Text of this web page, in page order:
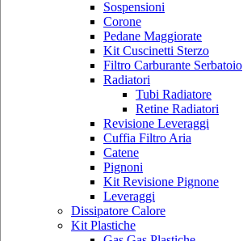
Sospensioni
Corone
Pedane Maggiorate
Kit Cuscinetti Sterzo
Filtro Carburante Serbatoio
Radiatori
Tubi Radiatore
Retine Radiatori
Revisione Leveraggi
Cuffia Filtro Aria
Catene
Pignoni
Kit Revisione Pignone
Leveraggi
Dissipatore Calore
Kit Plastiche